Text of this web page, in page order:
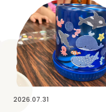
2026.07.31